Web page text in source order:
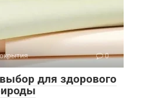
0
для здорового